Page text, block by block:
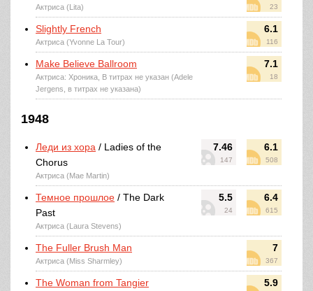
23
Актриса (Lita)
6.1
116
Slightly French
Актриса (Yvonne La Tour)
7.1
18
Make Believe Ballroom
Актриса: Хроника, В титрах не указан (Adele
Jergens, в титрах не указана)
1948
7.46
147
6.1
508
Леди из хора / Ladies of the
Chorus
Актриса (Mae Martin)
5.5
24
6.4
615
Темное прошлое / The Dark
Past
Актриса (Laura Stevens)
7
367
The Fuller Brush Man
Актриса (Miss Sharmley)
5.9
The Woman from Tangier